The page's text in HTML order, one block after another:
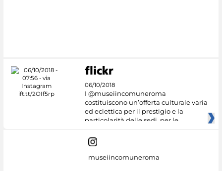
06/10/2018
I @museiincomuneroma
costituiscono un’offerta culturale varia
ed eclettica per il prestigio e la
particolarità delle sedi, per le
museiincomuneroma